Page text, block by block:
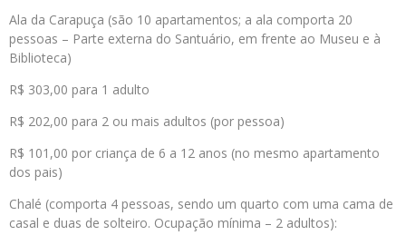
Ala da Carapuça (são 10 apartamentos; a ala comporta 20
pessoas – Parte externa do Santuário, em frente ao Museu e à
Biblioteca)
R$ 303,00 para 1 adulto
R$ 202,00 para 2 ou mais adultos (por pessoa)
R$ 101,00 por criança de 6 a 12 anos (no mesmo apartamento
dos pais)
Chalé (comporta 4 pessoas, sendo um quarto com uma cama de
casal e duas de solteiro. Ocupação mínima – 2 adultos):